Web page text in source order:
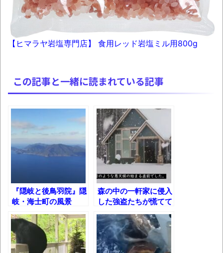
マケイン9巻＆アニメ公式ガイド感想
独学で挑んだ2026年二級建築士学科試験結
果速報（仮）
グループ会社の嫁子 [ほのぼの]
葉月つばさちゃん、昔から見てるんだけど
かなりお姉さんになったね
壊れたエアコンと歌えないボク
バージョンアップ情報更新 AOMEI
Backupper Standard 8.3.0 などバージョンア
高嶋ちさ子、ダウン症の姉が暴行事件！事
件の一部始終と衝撃の結末
【呆然】北海道旅行ワイ「ウニイクラ丼特
盛で食うぞ！！！うおおおおおおお
お！！！！！」→結
【ヒマラヤ岩塩専門店】 食用レッド岩塩ミル用800g
この記事と一緒に読まれている記事
『隠岐と後鳥羽院』隠
岐・海士町の風景
森の中の一軒家に侵入
した強盗たちが慌てて
の理由・・・！